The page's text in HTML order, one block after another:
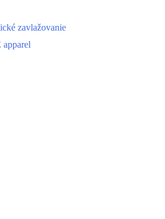
zavlažovanie